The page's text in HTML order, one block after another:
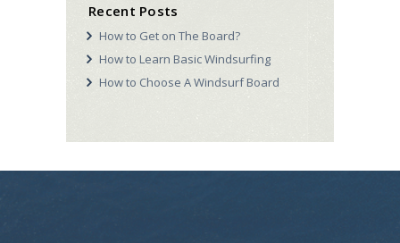
Recent Posts
How to Get on The Board?
How to Learn Basic Windsurfing
How to Choose A Windsurf Board